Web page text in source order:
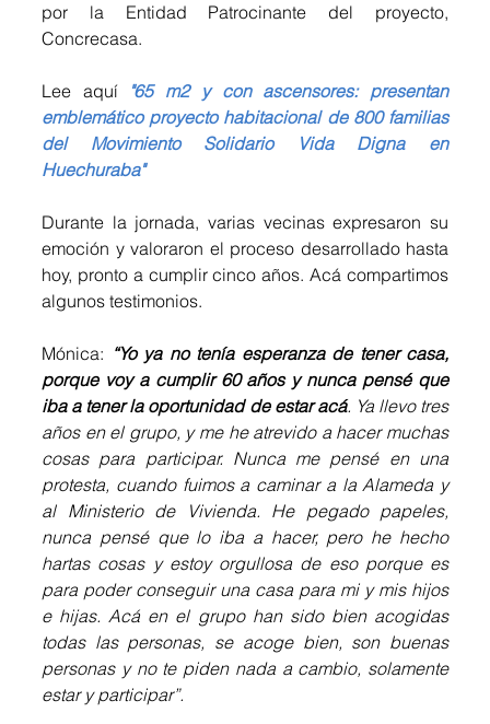
por la Entidad Patrocinante del proyecto,
Concrecasa.
Lee aquí
"65 m2 y con ascensores: presentan
emblemático proyecto habitacional de 800 familias
del Movimiento Solidario Vida Digna en
Huechuraba"
Durante la jornada, varias vecinas expresaron su
emoción y valoraron el proceso desarrollado hasta
hoy, pronto a cumplir cinco años. Acá compartimos
algunos testimonios.
Mónica: “Yo ya no tenía esperanza de tener casa,
porque voy a cumplir 60 años y nunca pensé que
iba a tener la oportunidad de estar acá. Ya llevo tres
años en el grupo, y me he atrevido a hacer muchas
cosas para participar. Nunca me pensé en una
protesta, cuando fuimos a caminar a la Alameda y
al Ministerio de Vivienda. He pegado papeles,
nunca pensé que lo iba a hacer, pero he hecho
hartas cosas y estoy orgullosa de eso porque es
para poder conseguir una casa para mi y mis hijos
e hijas. Acá en el grupo han sido bien acogidas
todas las personas, se acoge bien, son buenas
personas y no te piden nada a cambio, solamente
estar y participar”.